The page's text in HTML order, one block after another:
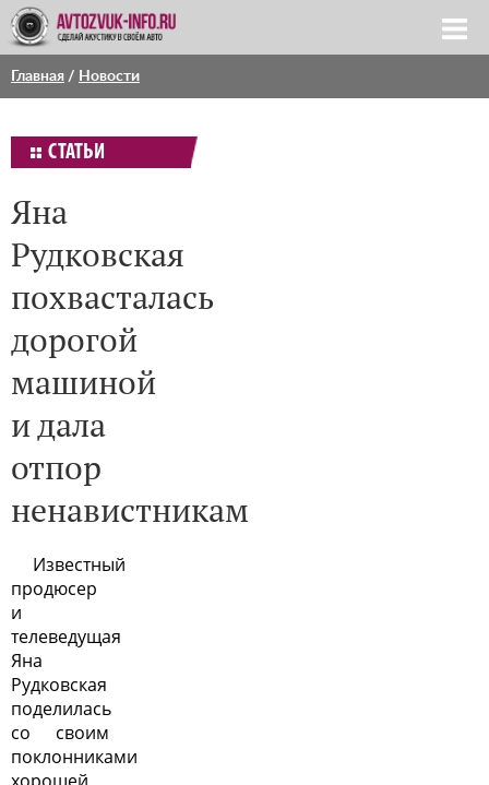
Главная / Новости
СТАТЬИ
Яна
Рудковская
похвасталась
дорогой
машиной
и дала
отпор
ненавистникам
Известный
продюсер
и
телеведущая
Яна
Рудковская
поделилась
со своим
поклонниками